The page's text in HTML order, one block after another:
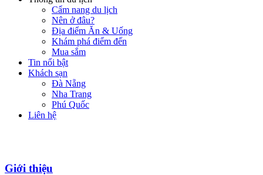
Cẩm nang du lịch
Nên ở đâu?
Địa điểm Ăn & Uống
Khám phá điểm đến
Mua sắm
Tin nổi bật
Khách sạn
Đà Nẵng
Nha Trang
Phú Quốc
Liên hệ
Giới thiệu